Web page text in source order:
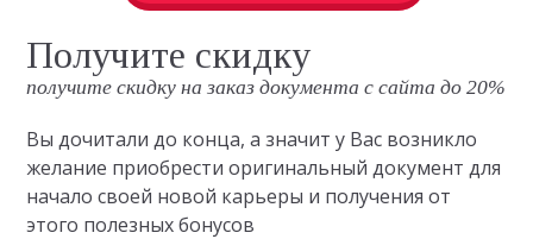
Получите скидку
получите скидку на заказ документа с сайта до 20%
Вы дочитали до конца, а значит у Вас возникло
желание приобрести оригинальный документ для
начало своей новой карьеры и получения от
этого полезных бонусов